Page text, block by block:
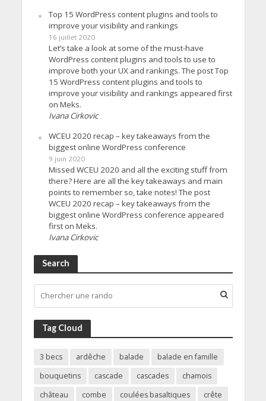
Top 15 WordPress content plugins and tools to
improve your visibility and rankings
16 juillet 2020
Let’s take a look at some of the must-have
WordPress content plugins and tools to use to
improve both your UX and rankings. The post Top
15 WordPress content plugins and tools to
improve your visibility and rankings appeared first
on Meks.
Ivana Cirkovic
WCEU 2020 recap – key takeaways from the
biggest online WordPress conference
9 juin 2020
Missed WCEU 2020 and all the exciting stuff from
there? Here are all the key takeaways and main
points to remember so, take notes! The post
WCEU 2020 recap – key takeaways from the
biggest online WordPress conference appeared
first on Meks.
Ivana Cirkovic
Search
Tag Cloud
3 becs ardêche balade
balade en famille
bouquetins
cascade cascades
chamois
château
combe coulées basaltiques
crête